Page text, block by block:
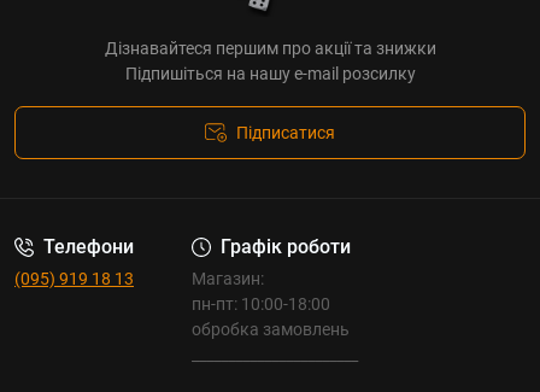
Дізнавайтеся першим про акції та знижки
Підпишіться на нашу e-mail розсилку
Підписатися
Телефони
(095) 919 18 13
Графік роботи
Магазин:
пн-пт: 10:00-18:00
обробка замовлень